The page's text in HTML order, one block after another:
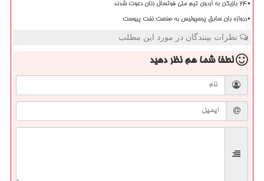
۲۴ بازیکن به اردوی تیم ملی فوتسال زنان دعوت شدند
دروازه بان سابق پرسپولیس به صنعت نفت پیوست
نظرات بینندگان در مورد این مطلب
لطفا شما همنظر دهید